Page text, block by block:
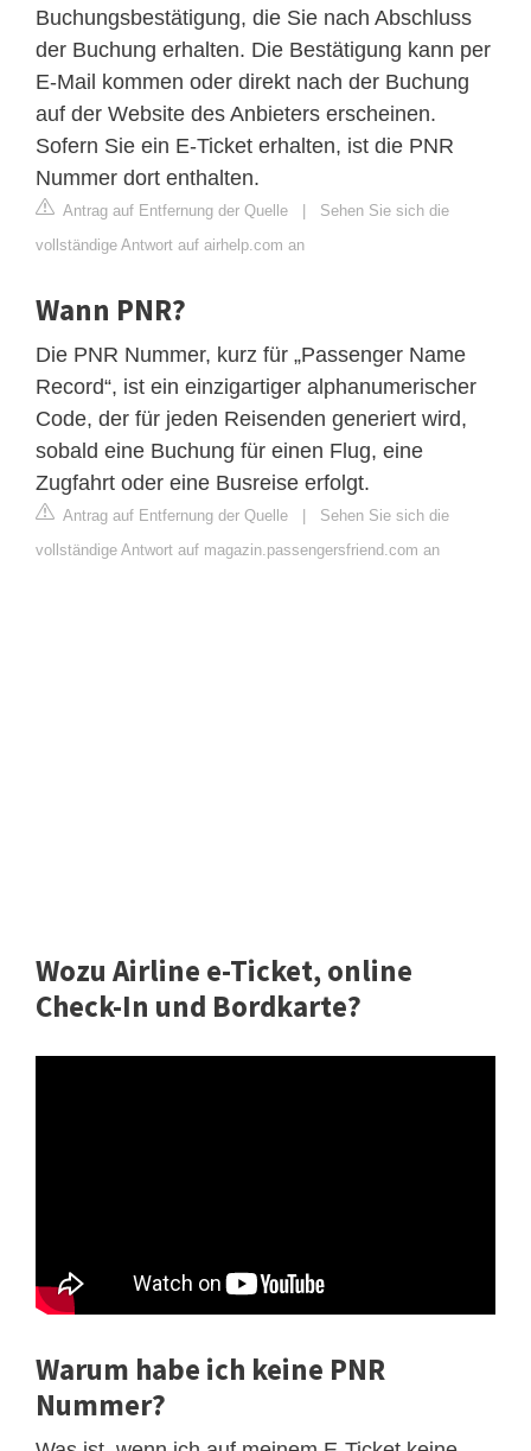
Buchungsbestätigung, die Sie nach Abschluss
der Buchung erhalten. Die Bestätigung kann per
E-Mail kommen oder direkt nach der Buchung
auf der Website des Anbieters erscheinen.
Sofern Sie ein E-Ticket erhalten, ist die PNR
Nummer dort enthalten.
Antrag auf Entfernung der Quelle
Sehen Sie sich die
vollständige Antwort auf airhelp.com an
Wann PNR?
Die PNR Nummer, kurz für „Passenger Name
Record“, ist ein einzigartiger alphanumerischer
Code, der für jeden Reisenden generiert wird,
sobald eine Buchung für einen Flug, eine
Zugfahrt oder eine Busreise erfolgt.
Antrag auf Entfernung der Quelle
Sehen Sie sich die
vollständige Antwort auf magazin.passengersfriend.com an
Wozu Airline e-Ticket, online
Check-In und Bordkarte?
Warum habe ich keine PNR
Nummer?